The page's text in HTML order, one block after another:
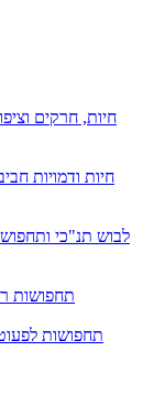
חיות, חרקים
חיות ודמויות
לבוש תנ"כי
תחפושות
תחפושות